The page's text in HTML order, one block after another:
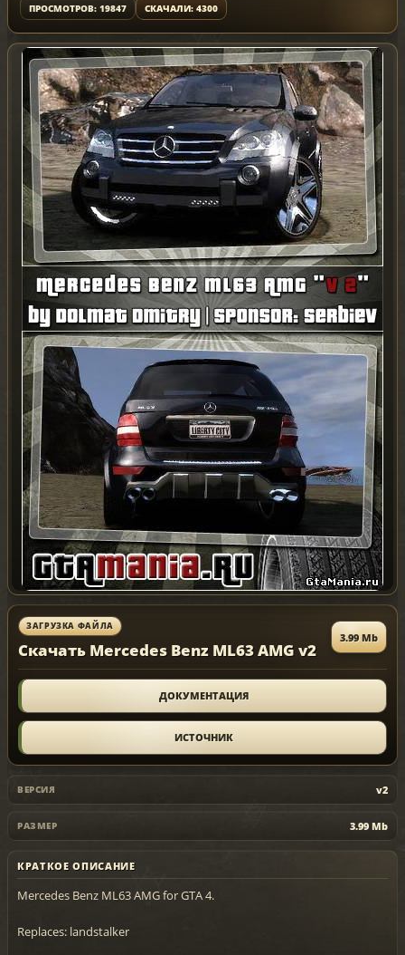
ПРОСМОТРОВ: 19847
СКАЧАЛИ: 4300
ЗАГРУЗКА ФАЙЛА
Скачать Mercedes Benz ML63 AMG v2
3.99 Mb
ДОКУМЕНТАЦИЯ
ИСТОЧНИК
ВЕРСИЯ v2
РАЗМЕР 3.99 Mb
КРАТКОЕ ОПИСАНИЕ
Mercedes Benz ML63 AMG for GTA 4.
Replaces: landstalker